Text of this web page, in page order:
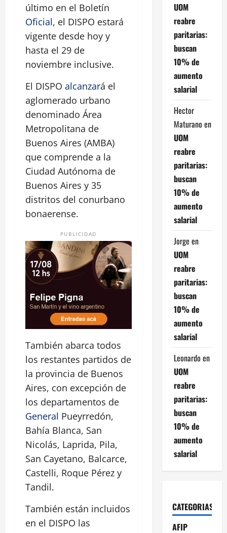
último en el Boletín
Oficial, el DISPO estará
vigente desde hoy y
hasta el 29 de
noviembre inclusive.
El DISPO alcanzará el
aglomerado urbano
denominado Área
Metropolitana de
Buenos Aires (AMBA)
que comprende a la
Ciudad Autónoma de
Buenos Aires y 35
distritos del conurbano
bonaerense.
PUBLICIDAD
También abarca todos
los restantes partidos de
la provincia de Buenos
Aires, con excepción de
los departamentos de
General Pueyrredón,
Bahía Blanca, San
Nicolás, Laprida, Pila,
San Cayetano, Balcarce,
Castelli, Roque Pérez y
Tandil.
También están incluidos
en el DISPO las
UOM
reabre
paritarias:
buscan
10% de
aumento
salarial
Hector
Maturano en
UOM
reabre
paritarias:
buscan
10% de
aumento
salarial
Jorge en
UOM
reabre
paritarias:
buscan
10% de
aumento
salarial
Leonardo en
UOM
reabre
paritarias:
buscan
10% de
aumento
salarial
CATEGORIAS
AFIP